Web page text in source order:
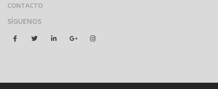
CONTACTO
SÍGUENOS